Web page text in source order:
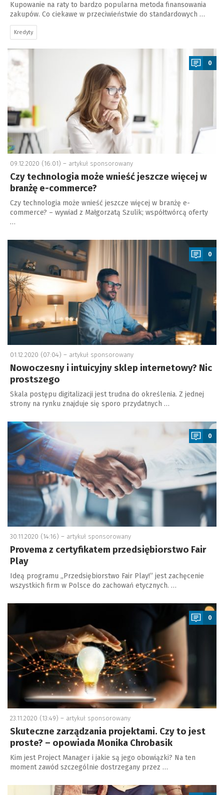
Kupowanie na raty to bardzo popularna metoda finansowania
zakupów. Co ciekawe w przeciwieństwie do standardowych …
Kredyty
a
0
09.12.2020 (16:01) – artykuł sponsorowany
Czy technologia może wnieść jeszcze więcej w
branżę e-commerce?
Czy technologia może wnieść jeszcze więcej w branżę e-
commerce? – wywiad z Małgorzatą Szulik; współtwórcą oferty
…
a
0
01.12.2020 (07:04) – artykuł sponsorowany
Nowoczesny i intuicyjny sklep internetowy? Nic
prostszego
Skala postępu digitalizacji jest trudna do określenia. Z jednej
strony na rynku znajduje się sporo przydatnych …
a
0
30.11.2020 (14:16) – artykuł sponsorowany
Provema z certyfikatem przedsiębiorstwo Fair
Play
Ideą programu „Przedsiębiorstwo Fair Play!” jest zachęcenie
wszystkich firm w Polsce do zachowań etycznych. …
a
0
23.11.2020 (13:49) – artykuł sponsorowany
Skuteczne zarządzania projektami. Czy to jest
proste? – opowiada Monika Chrobasik
Kim jest Project Manager i jakie są jego obowiązki? Na ten
moment zawód szczególnie dostrzegany przez …
a